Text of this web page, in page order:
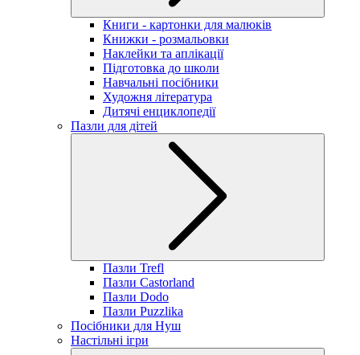
Книги - картонки для малюків
Книжки - розмальовки
Наклейки та аплікації
Підготовка до школи
Навчальні посібники
Художня література
Дитячі енциклопедії
Пазли для дітей
Пазли Trefl
Пазли Castorland
Пазли Dodo
Пазли Puzzlika
Посібники для Нуш
Настільні ігри